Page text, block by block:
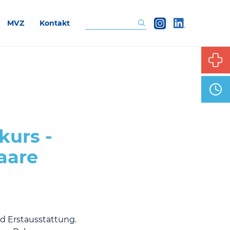
MVZ Kontakt
-
Erstausstattung.